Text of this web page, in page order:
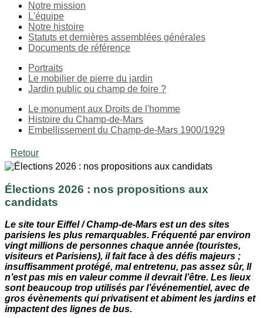
Notre mission
L'équipe
Notre histoire
Statuts et dernières assemblées générales
Documents de référence
Portraits
Le mobilier de pierre du jardin
Jardin public ou champ de foire ?
Le monument aux Droits de l'homme
Histoire du Champ-de-Mars
Embellissement du Champ-de-Mars 1900/1929
Retour
Élections 2026 : nos propositions aux
candidats
Le site tour Eiffel / Champ-de-Mars est un des sites
parisiens les plus remarquables. Fréquenté par environ
vingt millions de personnes chaque année (touristes,
visiteurs et Parisiens), il fait face à des défis majeurs ;
insuffisamment protégé, mal entretenu, pas assez sûr, Il
n’est pas mis en valeur comme il devrait l’être. Les lieux
sont beaucoup trop utilisés par l’événementiel, avec de
gros évènements qui privatisent et abiment les jardins et
impactent des lignes de bus.